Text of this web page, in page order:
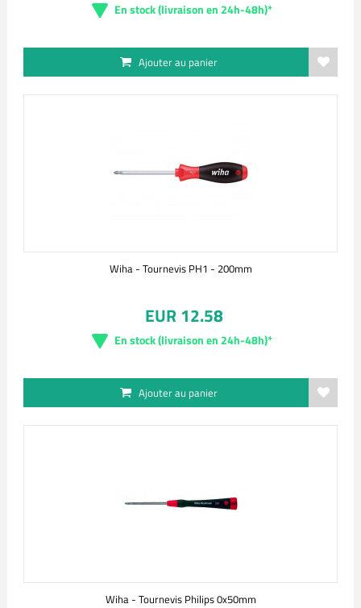
En stock (livraison en 24h-48h)*
Ajouter au panier
Wiha - Tournevis PH1 - 200mm
EUR 12.58
En stock (livraison en 24h-48h)*
Ajouter au panier
Wiha - Tournevis Philips 0x50mm